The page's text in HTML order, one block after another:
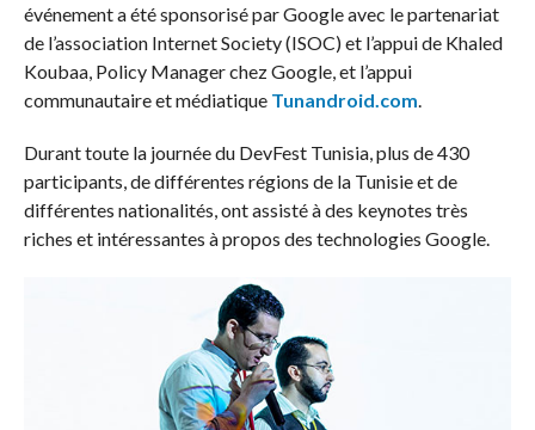
événement a été sponsorisé par Google avec le partenariat
de l’association Internet Society (ISOC) et l’appui de Khaled
Koubaa, Policy Manager chez Google, et l’appui
communautaire et médiatique Tunandroid.com
Durant toute la journée du DevFest Tunisia, plus de 430
participants, de différentes régions de la Tunisie et de
différentes nationalités, ont assisté à des keynotes très
riches et intéressantes à propos des technologies Google.